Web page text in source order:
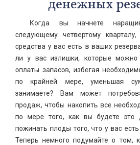
денежных
Когда вы начнете
следующему четвертому кварталу,
средства у вас есть в ваших
ли у вас излишки, которые можно
оплаты запасов, избегая
по крайней мере, уменьшая
занимаете? Вам может
продаж, чтобы накопить все
по мере того, как вы будете это
пожинать плоды того, что у вас
Теперь немного подумайте о том,